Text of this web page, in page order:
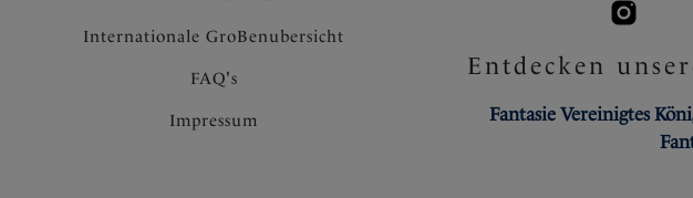
Internationale GroBenubersicht
FAQ's
Impressum
Entdecken
Fantasie Vereinigtes